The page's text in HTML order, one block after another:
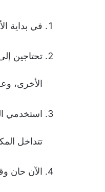
في بداية
تحتاجين
الأخرى،
استخدمي
تتداخل
الآن حان